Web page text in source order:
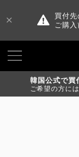
買付先
ご購
韓国公式で買
ご希望の方に